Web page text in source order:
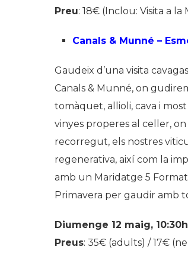
Preu: 18€ (Inclou: Visita a
Canals & Munné –
Gaudeix d’una visita
Canals & Munné, on
tomàquet, allioli, cava i
vinyes properes al celler,
recorregut, els nostres
regenerativa, així com la
amb un Maridatge 5
Primavera per gaudir amb
Diumenge 12 maig,
Preus: 35€ (adults) / 17€